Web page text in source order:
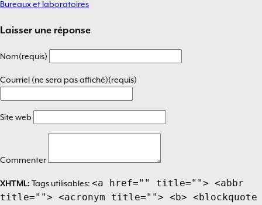
Navigation
de
l’article
Bureaux et laboratoires
Laisser une réponse
Nom(requis)
Courriel (ne sera pas affiché)(requis)
Site web
Commenter
XHTML: Tags utilisables: <a href="" title=""> <abbr
title=""> <acronym title=""> <b> <blockquote